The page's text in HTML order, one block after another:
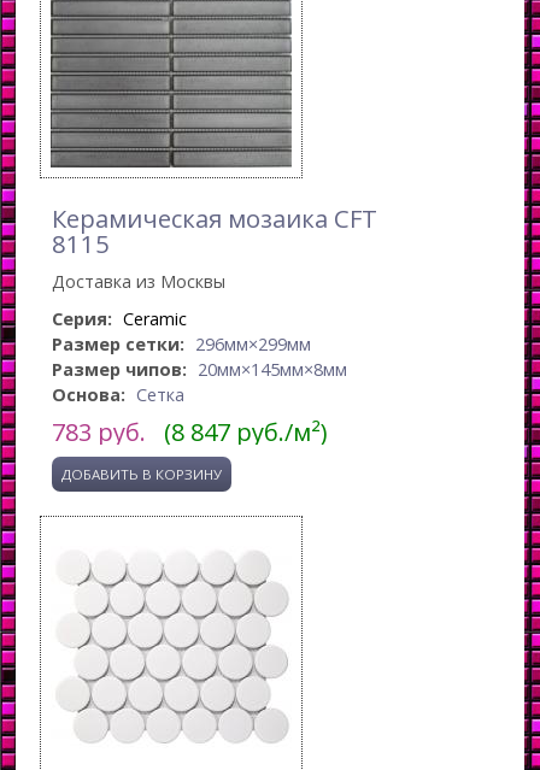
Керамическая мозаика CFT
8115
Доставка из Москвы
Серия: Ceramic
Размер сетки: 296мм×299мм
Размер чипов: 20мм×145мм×8мм
Основа: Сетка
783 руб. (8 847 руб./м²)